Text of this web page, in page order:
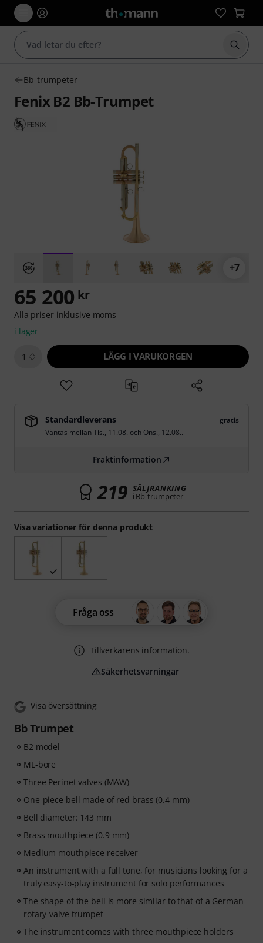
Börja
Bb-trumpeter
Fenix B2 Bb-Trumpet
+7
Visa översättning
Bb Trumpet
B2 model
ML-bore
Three Perinet valves (MAW)
One-piece bell made of red brass (0.4 mm)
Bell diameter: 143 mm
Brass mouthpiece (0.9 mm)
Medium mouthpiece receiver
An instrument with a full tone, for musicians looking for a
truly easy-to-play instrument for solo performances
The shape of the bell is more similar to that of a German
rotary-valve trumpet
The instrument comes with three mouthpiece holders
Visa variationer för denna produkt
65 200 kr
Alla priser inklusive moms
i lager
1 LÄGG I VARUKORGEN
Standardleverans
gratis
Väntas mellanTis., 11.08. och Ons., 12.08..
Fraktinformation
219 SÄLJRANKING
i Bb-trumpeter
Fråga oss
Tillverkarens information.
Säkerhetsvarningar